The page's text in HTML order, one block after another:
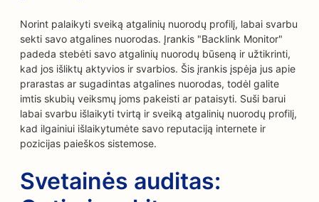
Norint palaikyti sveiką atgalinių nuorodų profilį, labai svarbu
sekti savo atgalines nuorodas. Įrankis "Backlink Monitor"
padeda stebėti savo atgalinių nuorodų būseną ir užtikrinti,
kad jos išliktų aktyvios ir svarbios. Šis įrankis įspėja jus apie
prarastas ar sugadintas atgalines nuorodas, todėl galite
imtis skubių veiksmų joms pakeisti ar pataisyti. Suši barui
labai svarbu išlaikyti tvirtą ir sveiką atgalinių nuorodų profilį,
kad ilgainiui išlaikytumėte savo reputaciją internete ir
pozicijas paieškos sistemose.
Svetainės auditas: